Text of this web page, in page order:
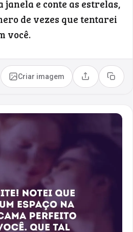
janela e conte as estrelas,
de vezes que tentarei
você.
Criar imagem Compartilhar
Copiar